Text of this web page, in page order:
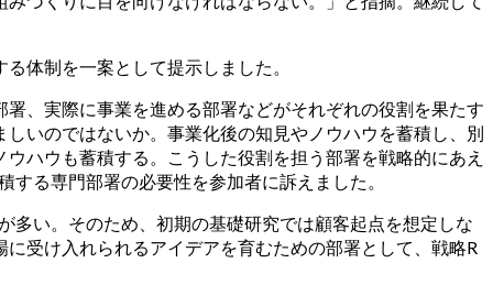
体制を一案として提示しました。
、実際に事業を進める部署などがそれぞれの役割を果たす
いのではないか。事業化後の知見やノウハウを蓄積し、別
ハウも蓄積する。こうした役割を担う部署を戦略的にあえ
る専門部署の必要性を参加者に訴えました。
多い。そのため、初期の基礎研究では顧客起点を想定しな
受け入れられるアイデアを育むための部署として、戦略R